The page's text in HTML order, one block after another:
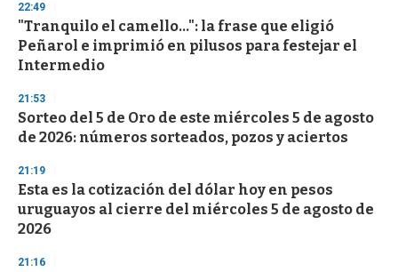
d
s
o
f
3
s
e
c
o
d
s
22:49
"Tranquilo el camello...": la frase que eligió
Peñarol e imprimió en pilusos para festejar el
Intermedio
21:53
Sorteo del 5 de Oro de este miércoles 5 de agosto
de 2026: números sorteados, pozos y aciertos
21:19
Esta es la cotización del dólar hoy en pesos
uruguayos al cierre del miércoles 5 de agosto de
2026
21:16